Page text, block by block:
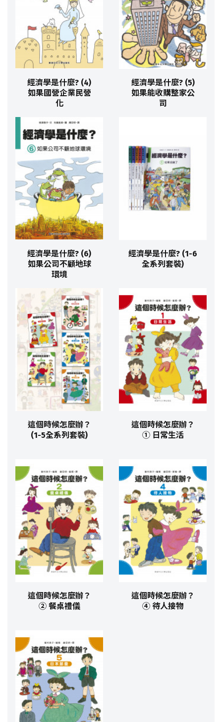
經濟學是什麼? (4)
如果國營企業民營
化
經濟學是什麼? (5)
如果能收購整家公
司
經濟學是什麼? (6)
如果公司不顧地球
環境
經濟學是什麼? (1-6
全系列套裝)
這個時候怎麼辦？
(1-5全系列套裝)
這個時候怎麼辦？
① 日常生活
這個時候怎麼辦？
② 餐桌禮儀
這個時候怎麼辦？
④ 待人接物